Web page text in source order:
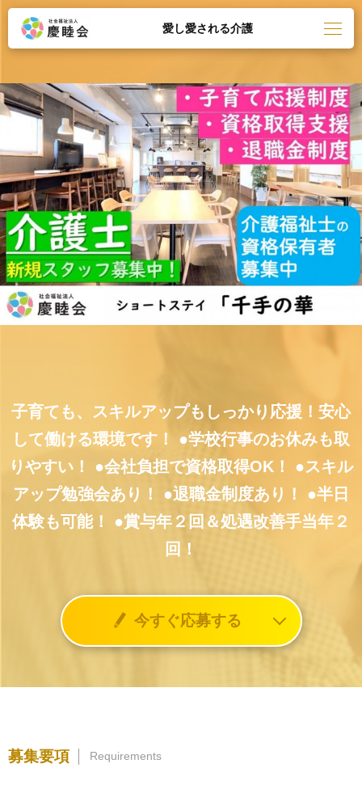
愛し愛される介護
子育ても、スキルアップもしっかり応援！安心
して働ける環境です！
●学校行事のお休みも取
りやすい！
●会社負担で資格取得OK！
●スキル
アップ勉強会あり！
●退職金制度あり！
●半日
体験も可能！
●賞与年２回＆処遇改善手当年２
回！
今すぐ応募する
募集要項 Requirements